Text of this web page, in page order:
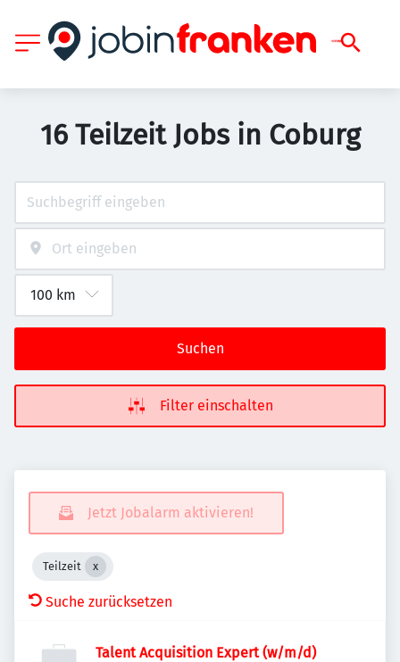
16 Teilzeit Jobs in Coburg
Suchen
Filter einschalten
Jetzt Jobalarm aktivieren!
Teilzeit
Suche zurücksetzen
Talent Acquisition Expert (w/m/d)